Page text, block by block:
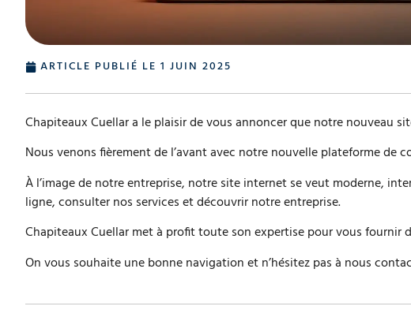
ARTICLE PUBLIÉ LE 1 JUIN 2025
Chapiteaux Cuellar a le plaisir de vous annoncer que notre nouveau
Nous venons fièrement de l’avant avec notre nouvelle plateforme de
À l’image de notre entreprise, notre site internet se veut moderne,
ligne, consulter nos services et découvrir notre entreprise.
Chapiteaux Cuellar met à profit toute son expertise pour vous fournir
On vous souhaite une bonne navigation et n’hésitez pas à nous